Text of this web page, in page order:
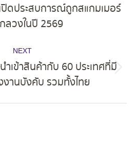
Previous
post:
ปิดประสบการณ์ถูกสแกมเมอร์
ลวงในปี 2569
NEXT
post:
ำเข้าสินค้ากับ 60 ประเทศที่มี
งานบังคับ รวมทั้งไทย